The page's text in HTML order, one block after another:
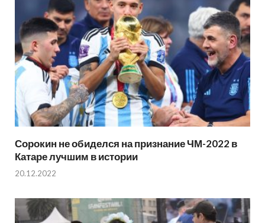
Сорокин не обиделся на признание ЧМ-2022 в
Катаре лучшим в истории
20.12.2022